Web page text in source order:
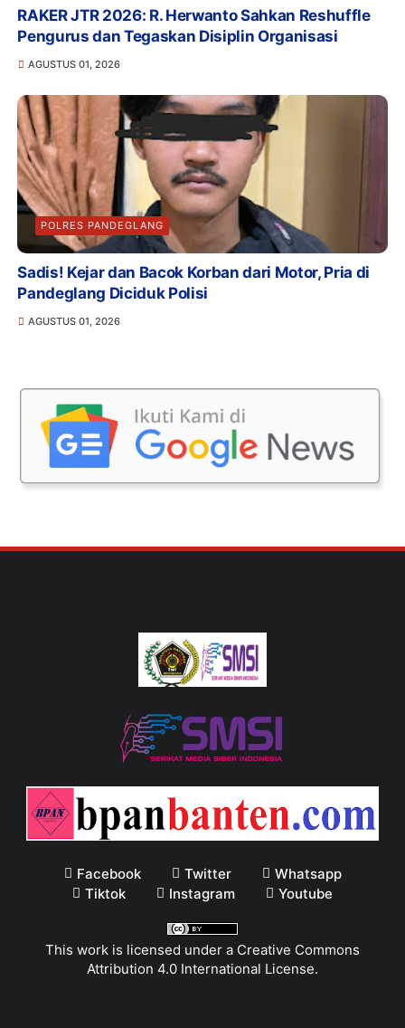
RAKER JTR 2026: R. Herwanto Sahkan Reshuffle
Pengurus dan Tegaskan Disiplin Organisasi
AGUSTUS 01, 2026
POLRES PANDEGLANG
Sadis! Kejar dan Bacok Korban dari Motor, Pria di
Pandeglang Diciduk Polisi
AGUSTUS 01, 2026
Facebook Twitter
Whatsapp
Tiktok
Instagram Youtube
This work is licensed under a Creative Commons
Attribution 4.0 International License.